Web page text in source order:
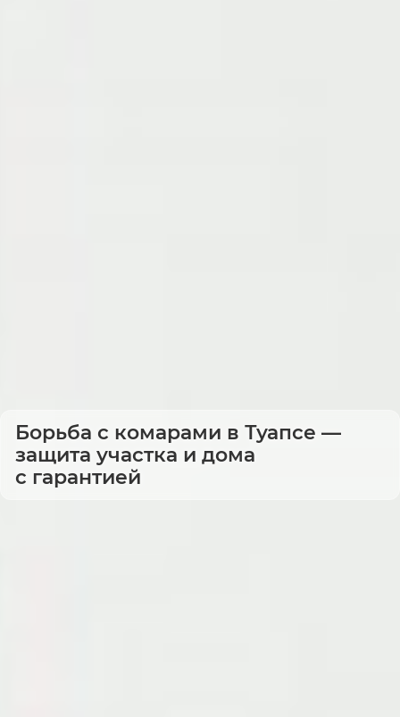
Борьба с комарами в Туапсе —
защита участка и дома
с гарантией